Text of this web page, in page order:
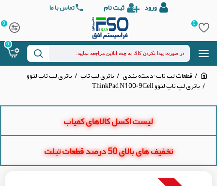
ورود ثبت نام تماس با ما
0
0
0
قطعات لپ تاپ-دسته بندی باتری لپ تاپ باتری لپ تاپ لنوو
باتری لپ تاپ لنوو ThinkPad N100-9Cell
لیست اکسل کالاهای کمیاب
تخفیف های بالای 50 درصد قطعات تبلت